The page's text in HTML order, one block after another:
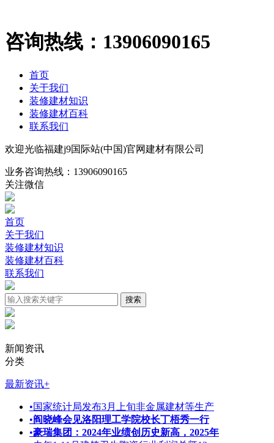
咨询热线： 13906090165
首页
关于我们
装修建材知识
装修建材百科
联系我们
欢迎光临福建j9国际站(中国)官网建材有限公司
业务咨询热线： 13906090165
关注微信
首页
关于我们
装修建材知识
装修建材百科
联系我们
新闻资讯
分类
最新资讯+
•国家统计局发布3月上旬非金属建材等生产
•阎晓峰会见洛阳理工学院校长丁梧秀一行
•豪瑞集团：2024年业绩创历史新高，2025年